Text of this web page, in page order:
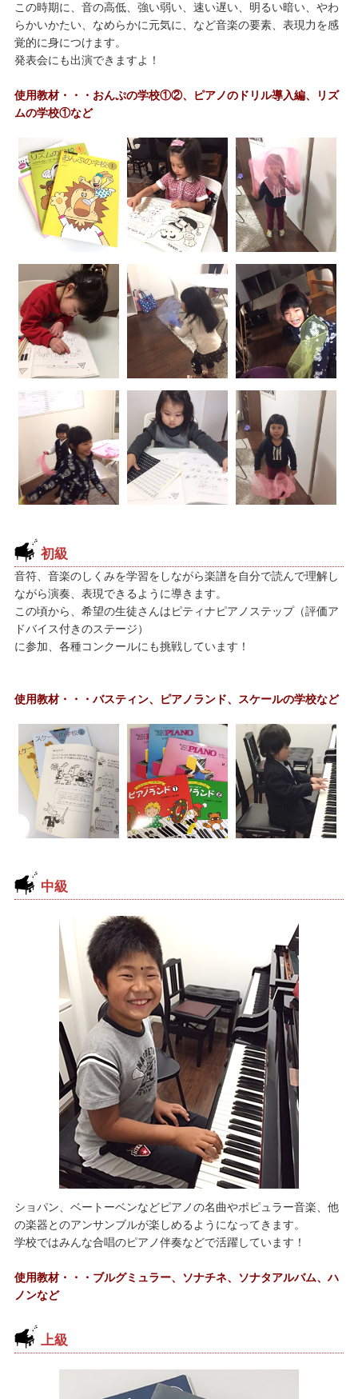
この時期に、音の高低、強い弱い、速い遅い、明るい暗い、やわ
らかいかたい、なめらかに元気に、など音楽の要素、表現力を感
覚的に身につけます。
発表会にも出演できますよ！
使用教材・・・おんぷの学校①②、ピアノのドリル導入編、リズ
ムの学校①など
初級
音符、音楽のしくみを学習をしながら楽譜を自分で読んで理解し
ながら演奏、表現できるように導きます。
この頃から、希望の生徒さんはピティナピアノステップ（評価ア
ドバイス付きのステージ）
に参加、各種コンクールにも挑戦しています！
使用教材・・・バスティン、ピアノランド、スケールの学校など
中級
ショパン、ベートーベンなどピアノの名曲やポピュラー音楽、他
の楽器とのアンサンブルが楽しめるようになってきます。
学校ではみんな合唱のピアノ伴奏などで活躍しています！
使用教材・・・ブルグミュラー、ソナチネ、ソナタアルバム、ハ
ノンなど
上級